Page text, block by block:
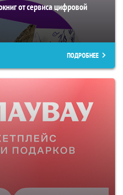
от сервиса цифровой
ПОДРОБНЕЕ